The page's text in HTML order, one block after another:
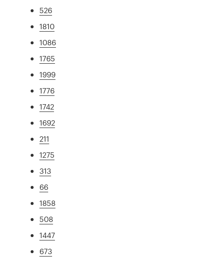
526
1810
1086
1765
1999
1776
1742
1692
211
1275
313
66
1858
508
1447
673